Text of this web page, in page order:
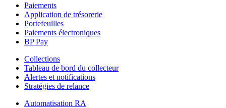
Paiements
Application de trésorerie
Portefeuilles
Paiements électroniques
BP Pay
Collections
Tableau de bord du collecteur
Alertes et notifications
Stratégies de relance
Automatisation RA